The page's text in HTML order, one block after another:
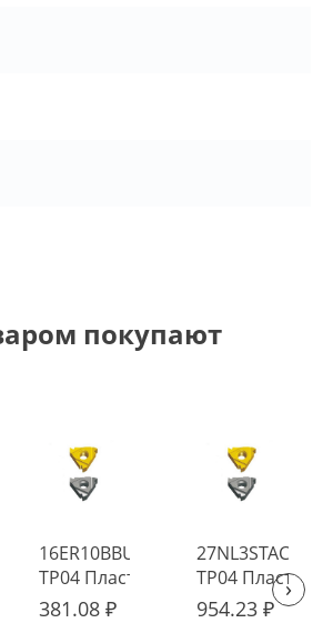
покупают
16ER10BBUT
TP04 Пластина
твердосплавная
381.08 ₽
27NL3STACME
TP04 Пластина
954.23 ₽
›